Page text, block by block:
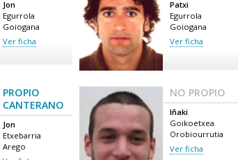
Jon
Egurrola
Goiogana
Ver ficha
Patxi
Egurrola
Goiogana
Ver ficha
PROPIO
CANTERANO
Jon
Etxebarria
Arego
NO PROPIO
Iñaki
Goikoetxea
Orobiourrutia
Ver ficha